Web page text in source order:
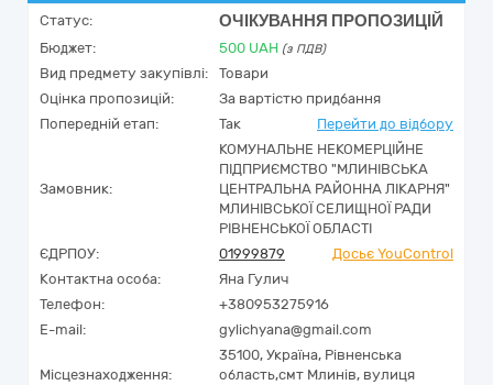
Статус: ОЧІКУВАННЯ ПРОПОЗИЦІЙ
Бюджет: 500 UAH (з ПДВ)
Вид предмету закупівлі:
Товари
Оцінка пропозицій:
За вартістю придбання
Попередній етап:
Так Перейти до відбору
Замовник:
КОМУНАЛЬНЕ НЕКОМЕРЦІЙНЕ
ПІДПРИЄМСТВО "МЛИНІВСЬКА
ЦЕНТРАЛЬНА РАЙОННА ЛІКАРНЯ"
МЛИНІВСЬКОЇ СЕЛИЩНОЇ РАДИ
РІВНЕНСЬКОЇ ОБЛАСТІ
ЄДРПОУ:
01999879
Досьє YouControl
Контактна особа:
Яна Гулич
Телефон:
+380953275916
E-mail:
gylichyana@gmail.com
Місцезнаходження:
35100, Україна, Рівненська
область,смт Млинів, вулиця